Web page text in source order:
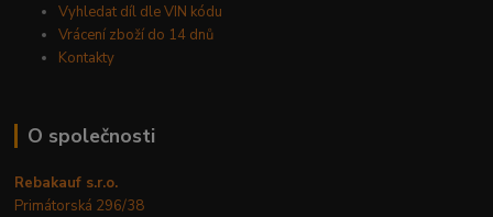
Vyhledat díl dle VIN kódu
Vrácení zboží do 14 dnů
Kontakty
O společnosti
Rebakauf s.r.o.
Primátorská 296/38